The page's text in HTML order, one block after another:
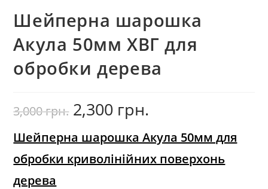
Шейперна шарошка
Акула 50мм ХВГ для
обробки дерева
3,000грн. Оригінальна
ціна:
3,000
грн..
2,300 грн.
Шейперна шарошка Акула 50мм для
обробки криволінійних поверхонь
дерева